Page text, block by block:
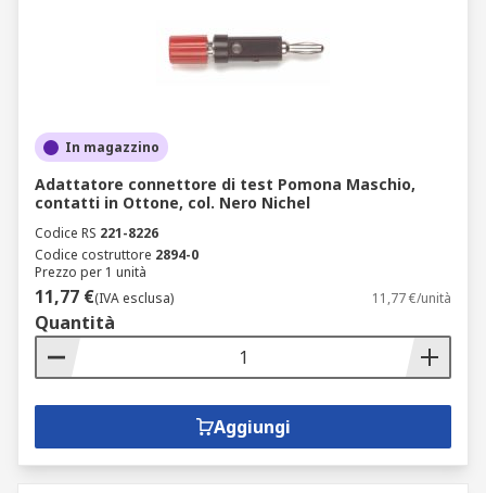
In magazzino
Adattatore connettore di test Pomona Maschio,
contatti in Ottone, col. Nero Nichel
Codice RS 221-8226
Codice costruttore 2894-0
Prezzo per 1 unità
11,77 €(IVA esclusa) 11,77 €/unità
Quantità
Aggiungi